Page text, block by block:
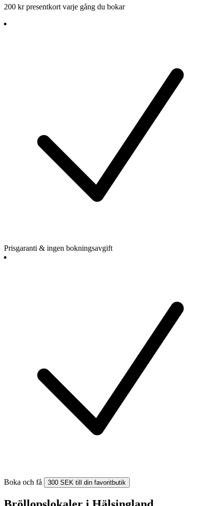
200 kr presentkort varje gång du bokar
Prisgaranti & ingen bokningsavgift
Boka och få 300 SEK till din favoritbutik